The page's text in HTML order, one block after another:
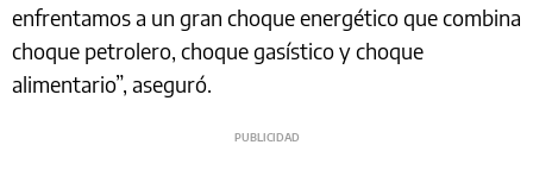
enfrentamos a un gran choque energético que combina
choque petrolero, choque gasístico y choque
alimentario”, aseguró.